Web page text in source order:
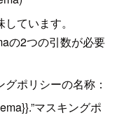
ています。
の2つの引数が必要
ポリシーの名称：
マスキングポ